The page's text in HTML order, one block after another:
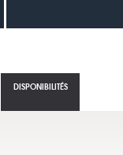
DISPONIBILITÉS